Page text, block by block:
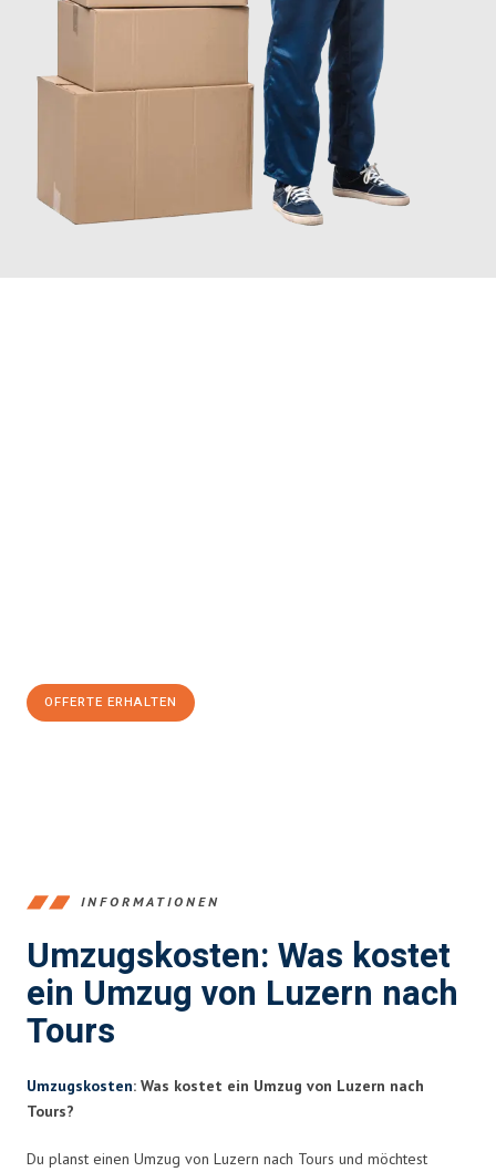
OFFERTE ERHALTEN
INFORMATIONEN
Umzugskosten: Was kostet
ein Umzug von Luzern nach
Tours
Umzugskosten: Was kostet ein Umzug von Luzern nach
Tours?
Du planst einen Umzug von Luzern nach Tours und möchtest